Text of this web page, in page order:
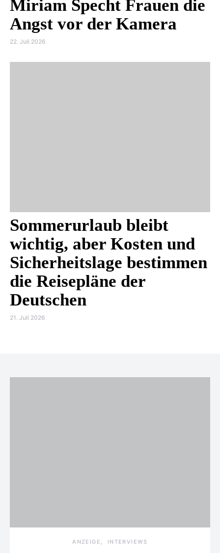
Miriam Specht Frauen die
Angst vor der Kamera
22. Juli 2026
Sommerurlaub bleibt
wichtig, aber Kosten und
Sicherheitslage bestimmen
die Reisepläne der
Deutschen
21. Juli 2026
ANZEIGE INTERVIEWS